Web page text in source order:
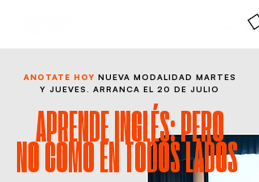
ANOTATE HOY NUEVA MODALIDAD MARTES
Y JUEVES. ARRANCA EL 20 DE JULIO
APRENDE INGLÉS: PERO
NO COMO EN TODOS LADOS